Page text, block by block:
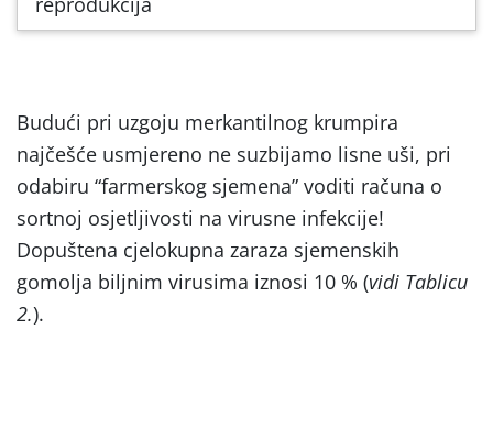
Budući pri uzgoju merkantilnog krumpira
najčešće usmjereno ne suzbijamo lisne uši, pri
odabiru “farmerskog sjemena” voditi računa o
sortnoj osjetljivosti na virusne infekcije!
Dopuštena cjelokupna zaraza sjemenskih
gomolja biljnim virusima iznosi 10 % (vidi Tablicu
2.).